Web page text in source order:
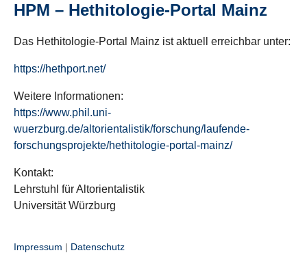
HPM – Hethitologie-Portal Mainz
Das Hethitologie-Portal Mainz ist aktuell erreichbar unter:
https://hethport.net/
Weitere Informationen:
https://www.phil.uni-
wuerzburg.de/altorientalistik/forschung/laufende-
forschungsprojekte/hethitologie-portal-mainz/
Kontakt:
Lehrstuhl für Altorientalistik
Universität Würzburg
Impressum | Datenschutz